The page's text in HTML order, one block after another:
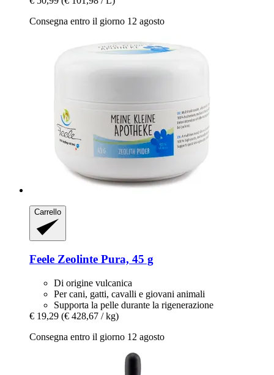
Consegna entro il giorno 12 agosto
Carrello
Feele Zeolinte Pura, 45 g
Di origine vulcanica
Per cani, gatti, cavalli e giovani animali
Supporta la pelle durante la rigenerazione
€ 19,29 (€ 428,67 / kg)
Consegna entro il giorno 12 agosto